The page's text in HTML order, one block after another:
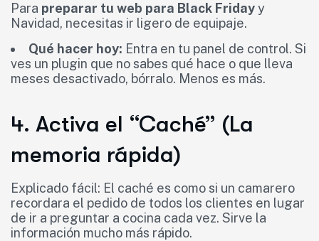
Para preparar tu web para Black Fridayy
Navidad, necesitas ir ligero de equipaje.
Qué hacer hoy: Entra en tu panel de control. Si
ves un plugin que no sabes qué hace o que lleva
meses desactivado, bórralo. Menos es más.
4. Activa el “Caché” (La
memoria rápida)
Explicado fácil: El caché es como si un camarero
recordara el pedido de todos los clientes en lugar
de ir a preguntar a cocina cada vez. Sirve la
información mucho más rápido.